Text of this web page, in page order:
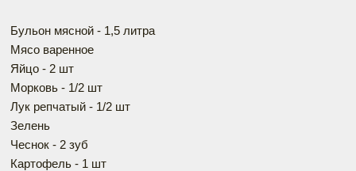
Бульон мясной - 1,5 литра
Мясо варенное
Яйцо - 2 шт
Морковь - 1/2 шт
Лук репчатый - 1/2 шт
Зелень
Чеснок - 2 зуб
Картофель - 1 шт